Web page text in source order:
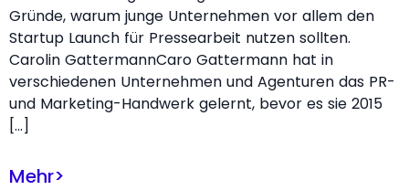
Gründe, warum junge Unternehmen vor allem den
Startup Launch für Pressearbeit nutzen sollten.
Carolin GattermannCaro Gattermann hat in
verschiedenen Unternehmen und Agenturen das PR-
und Marketing-Handwerk gelernt, bevor es sie 2015
[…]
Mehr>